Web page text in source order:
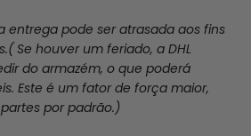
entrega pode ser atrasada aos fins
Se houver um feriado, a DHL
do armazém, o que poderá
Este é um fator de força maior,
por padrão.)